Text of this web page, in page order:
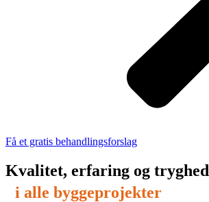
Få et gratis behandlingsforslag
Kvalitet, erfaring og tryghed
i alle byggeprojekter